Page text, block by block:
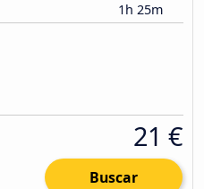
1h 25m
21 €
Buscar